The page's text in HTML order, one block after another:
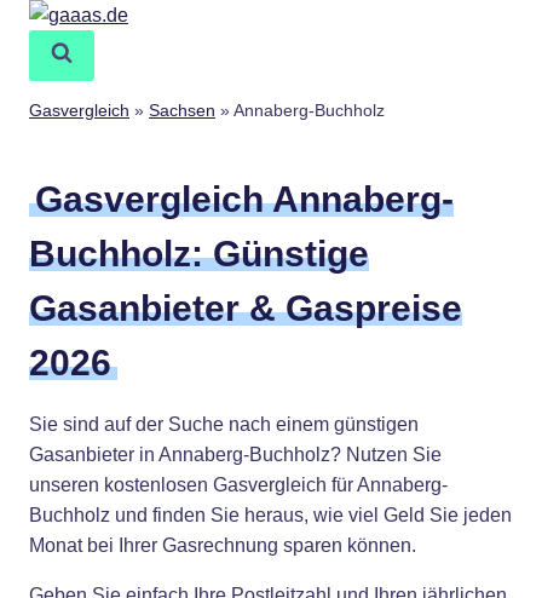
Zum
springen
Gasvergleich » Sachsen »Annaberg-Buchholz
Gasvergleich Annaberg-
Buchholz: Günstige
Gasanbieter & Gaspreise
2026
Sie sind auf der Suche nach einem günstigen
Gasanbieter in Annaberg-Buchholz? Nutzen Sie
unseren kostenlosen Gasvergleich für Annaberg-
Buchholz und finden Sie heraus, wie viel Geld Sie jeden
Monat bei Ihrer Gasrechnung sparen können.